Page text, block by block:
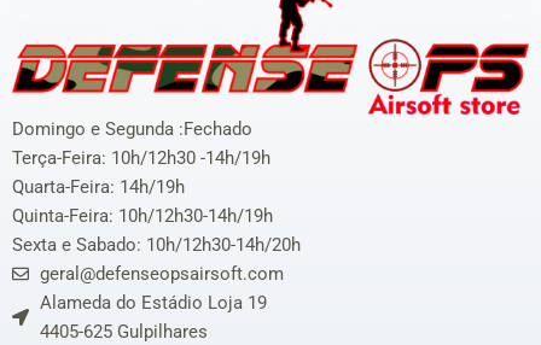
Domingo e Segunda :Fechado
Terça-Feira: 10h/12h30 -14h/19h
Quarta-Feira: 14h/19h
Quinta-Feira: 10h/12h30-14h/19h
Sexta e Sabado: 10h/12h30-14h/20h
geral@defenseopsairsoft.com
Alameda do Estádio Loja 19
4405-625 Gulpilhares